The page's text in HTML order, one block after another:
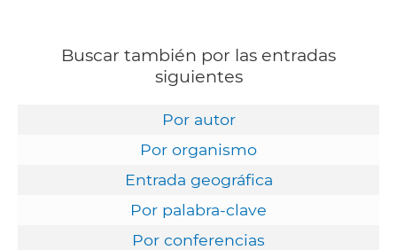
Buscar también por las entradas
siguientes
Por autor
Por organismo
Entrada geográfica
Por palabra-clave
Por conferencias